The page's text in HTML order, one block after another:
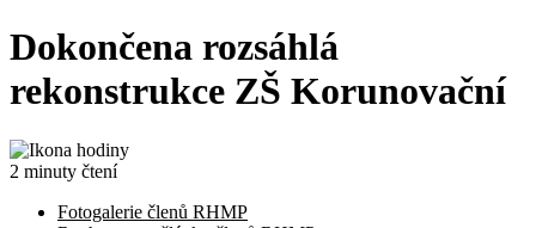
Dokončena rozsáhlá
rekonstrukce ZŠ Korunovační
2 minuty čtení
Fotogalerie členů RHMP